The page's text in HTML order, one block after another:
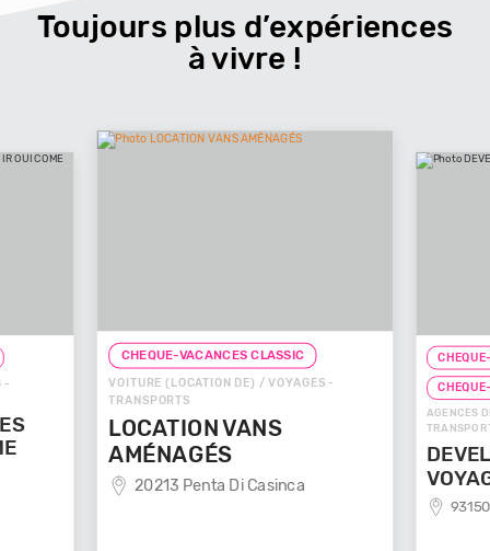
Toujours plus d’expériences
à vivre !
-
CHEQUE-VACANCES CLASSIC
VOITURE (LOCATION DE) / VOYAGES -
TRANSPORTS
LOCATION VANS
AMÉNAGÉS
20213 Penta Di Casinca
AGENCES